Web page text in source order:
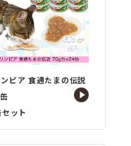
ピア 食通たまの伝説
ット